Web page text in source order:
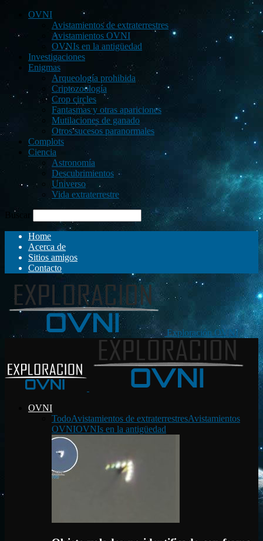
OVNI
Avistamientos de extraterrestres
Avistamientos OVNI
OVNIs en la antigüedad
Investigaciones
Enigmas
Arqueología prohibida
Criptozoología
Crop circles
Fantasmas y otras apariciones
Mutilaciones de ganado
Otros sucesos paranormales
Complots
Ciencia
Astronomía
Descubrimientos
Universo
Vida extraterrestre
Buscar
Home
Acerca de
Sitios amigos
Contacto
Exploración OVNI
OVNI
TodoAvistamientos de extraterrestresAvistamientos
OVNIOVNIs en la antigüedad